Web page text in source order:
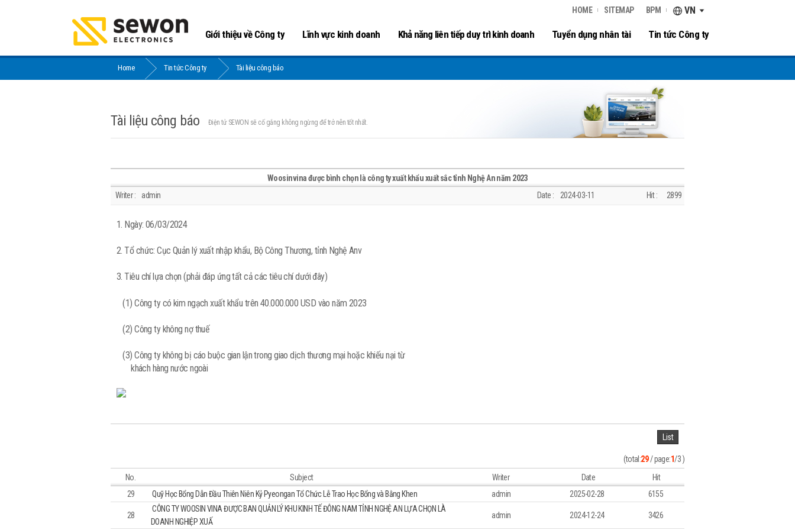
HOME SITEMAP BPM VN
Giới thiệu về Công ty Lĩnh vực kinh doanh Khả năng liên tiếp duy trì kinh doanh Tuyển dụng nhân tài Tin tức Công ty
Home Tin tức Công ty Tài liệu công báo
Tài liệu công báo Điện tử SEWON sẽ cố gắng không ngừng để trở nên tốt nhất.
Woosinvina được bình chọn là công ty xuất khẩu xuất sắc tỉnh Nghệ An năm 2023
Writer :
admin Date : 2024-03-11 Hit : 2899
1. Ngày: 06/03/2024
2. Tổ chức: Cục Quản lý xuất nhập khẩu, Bộ Công Thương, tỉnh Nghệ Anv
3. Tiêu chí lựa chọn (phải đáp ứng tất cả các tiêu chí dưới đây)
(1) Công ty có kim ngạch xuất khẩu trên 40.000.000 USD vào năm 2023
(2) Công ty không nợ thuế
(3) Công ty không bị cáo buộc gian lận trong giao dịch thương mại hoặc khiếu nại từ
khách hàng nước ngoài
List
(total:29/ page:1/3 )
No.
Subject Writer Date
Hit
29
Quỹ Học Bổng Dẫn Đầu Thiên Niên Kỷ Pyeongan Tổ Chức Lễ Trao Học Bổng và Bằng Khen admin 2025-02-28 6155
28
CÔNG TY WOOSIN VINA ĐƯỢC BAN QUẢN LÝ KHU KINH TẾ ĐÔNG NAM TỈNH NGHỆ AN LỰA CHỌN LÀ
DOANH NGHIỆP XUẤ
admin 2024-12-24 3426